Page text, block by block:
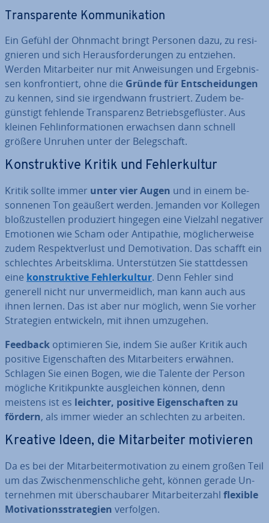
Trans­pa­ren­te Kom­mu­ni­ka­ti­on
Ein Gefühl der Ohnmacht bringt Personen dazu, zu re­si­
gnie­ren und sich Her­aus­for­de­run­gen zu entziehen.
Werden Mit­ar­bei­ter nur mit An­wei­sun­gen und Er­geb­nis­
sen kon­fron­tiert, ohne die Gründe für Ent­schei­dun­gen
zu kennen, sind sie ir­gend­wann frus­triert. Zudem be­
güns­tigt fehlende Trans­pa­renz Be­triebs­ge­flüs­ter. Aus
kleinen Fehl­in­for­ma­tio­nen erwachsen dann schnell
größere Unruhen unter der Be­leg­schaft.
Kon­struk­ti­ve Kritik und Feh­ler­kul­tur
Kritik sollte immer unter vier Augen und in einem be­
son­ne­nen Ton geäußert werden. Jemanden vor Kollegen
bloß­zu­stel­len pro­du­ziert hingegen eine Vielzahl negativer
Emotionen wie Scham oder An­ti­pa­thie, mög­li­cher­wei­se
zudem Re­spekt­ver­lust und De­mo­ti­va­ti­on. Das schafft ein
schlech­tes Ar­beits­kli­ma. Un­ter­stüt­zen Sie statt­des­sen
eine kon­struk­ti­ve Feh­ler­kul­tur. Denn Fehler sind
generell nicht nur un­ver­meid­lich, man kann auch aus
ihnen lernen. Das ist aber nur möglich, wenn Sie vorher
Stra­te­gien ent­wi­ckeln, mit ihnen umzugehen.
Feedback op­ti­mie­ren Sie, indem Sie außer Kritik auch
positive Ei­gen­schaf­ten des Mit­ar­bei­ters erwähnen.
Schlagen Sie einen Bogen, wie die Talente der Person
mögliche Kri­tik­punk­te aus­glei­chen können, denn
meistens ist es leichter, positive Ei­gen­schaf­ten zu
fördern, als immer wieder an schlech­ten zu arbeiten.
Kreative Ideen, die Mit­ar­bei­ter mo­ti­vie­ren
Da es bei der Mit­ar­bei­ter­mo­ti­va­ti­on zu einem großen Teil
um das Zwi­schen­mensch­li­che geht, können gerade Un­
ter­neh­men mit über­schau­ba­rer Mit­ar­bei­ter­zahl flexible
Mo­ti­va­ti­ons­stra­te­gien verfolgen.